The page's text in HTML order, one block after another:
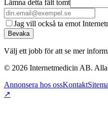
Lämna detta fält tomt
Jag vill också ta emot
Bevaka
Välj ett jobb för att se mer
© 2026 Internetmedicin AB.
Annonsera hos ossKontakt
↗